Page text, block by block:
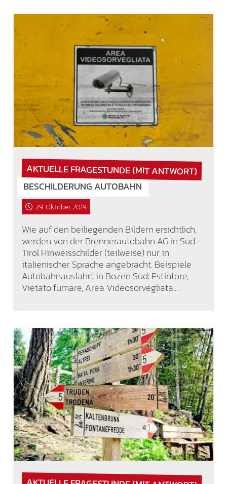
AKTUELLE FRAGESTUNDE (MIT ANTWORT)
BESCHILDERUNG AUTOBAHN
29. Oktober 2019
Wie auf den beiliegenden Bildern ersichtlich,
werden von der Brennerautobahn AG in Süd-
Tirol Hinweisschilder (teilweise) nur in
italienischer Sprache angebracht. Beispiele
Autobahnausfahrt in Bozen Süd: Estintore,
Vietato fumare, Area Videosorvegliata,…